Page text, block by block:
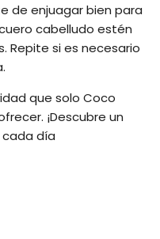
de enjuagar bien para
cabelludo estén
Repite si es necesario
que solo Coco
¡Descubre un
cada día